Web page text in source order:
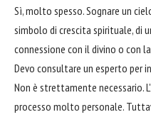
Sì, molto spesso. Sognare un
simbolo di crescita spirituale, di
connessione con il divino o con
Devo consultare un esperto per
Non è strettamente necessario.
processo molto personale.